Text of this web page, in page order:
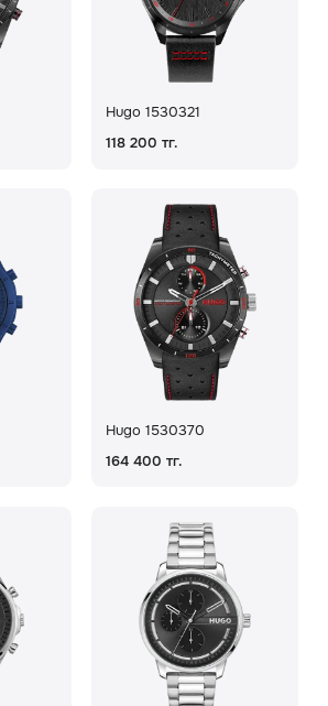
Hugo 1530321
118 200 тг.
Hugo 1530370
164 400 тг.